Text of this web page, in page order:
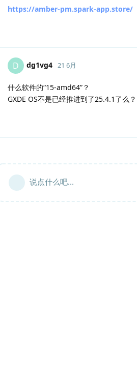
https://amber-pm.spark-app.store/
D dg1vg4 21 6月
什么软件的“15-amd64”？
GXDE OS不是已经推进到了25.4.1了么？
说点什么吧...